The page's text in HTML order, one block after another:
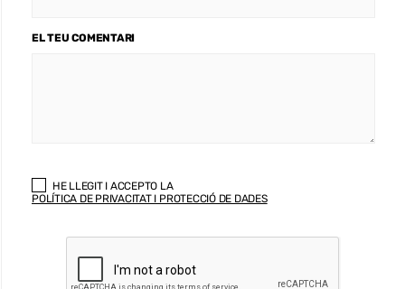
EL TEU COMENTARI
HE LLEGIT I ACCEPTO LA
POLÍTICA DE PRIVACITAT I PROTECCIÓ DE DADES